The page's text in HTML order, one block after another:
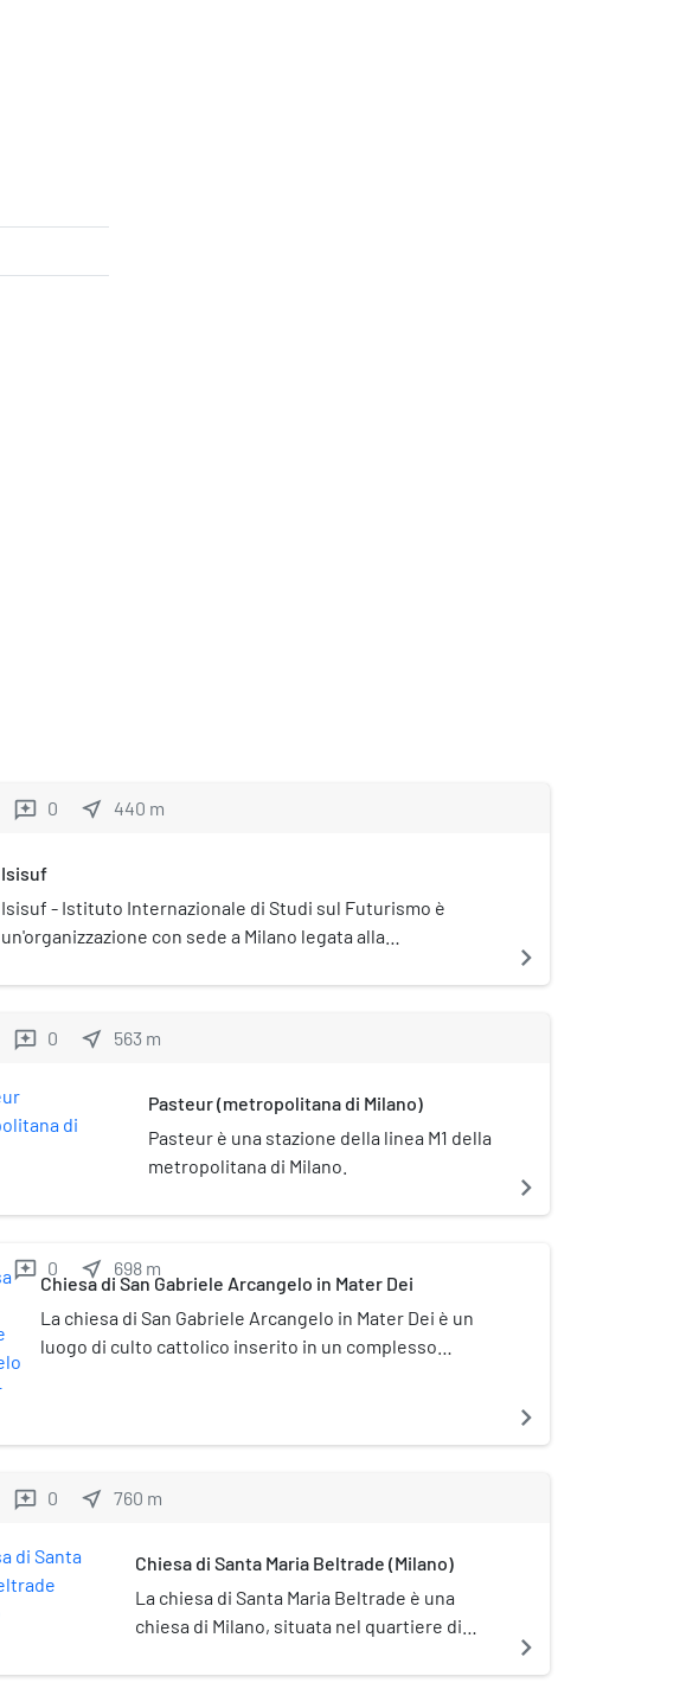
reviews 0 near_me 440 m
Isisuf
Isisuf - Istituto Internazionale di Studi sul Futurismo è
un'organizzazione con sede a Milano legata alla
contemporanea.
navigate_next
reviews 0 near_me 563 m
Pasteur (metropolitana di Milano)
Pasteur è una stazione della linea M1 della
metropolitana di Milano.
navigate_next
reviews 0 near_me 698 m
Chiesa di San Gabriele Arcangelo in Mater Dei
La chiesa di San Gabriele Arcangelo in Mater Dei è un
luogo di culto cattolico inserito in un complesso
sollecitazione del Cardinale Giovanni Battista Montini,
futuro papa Paolo VI, e la costruzione è ultimata nel
1959.
navigate_next
reviews 0 near_me 760 m
Chiesa di Santa Maria Beltrade (Milano)
La chiesa di Santa Maria Beltrade è una
chiesa di Milano, situata nel quartiere di
navigate_next